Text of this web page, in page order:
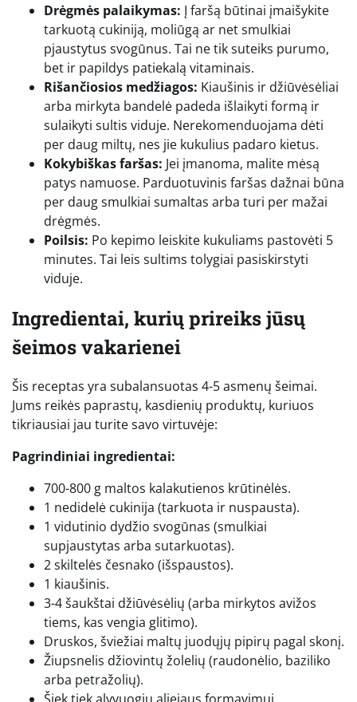
Drėgmės palaikymas: Į faršą būtinai įmaišykite
tarkuotą cukiniją, moliūgą ar net smulkiai
pjaustytus svogūnus. Tai ne tik suteiks purumo,
bet ir papildys patiekalą vitaminais.
Rišančiosios medžiagos: Kiaušinis ir džiūvėsėliai
arba mirkyta bandelė padeda išlaikyti formą ir
sulaikyti sultis viduje. Nerekomenduojama dėti
per daug miltų, nes jie kukulius padaro kietus.
Kokybiškas faršas: Jei įmanoma, malite mėsą
patys namuose. Parduotuvinis faršas dažnai būna
per daug smulkiai sumaltas arba turi per mažai
drėgmės.
Poilsis: Po kepimo leiskite kukuliams pastovėti 5
minutes. Tai leis sultims tolygiai pasiskirstyti
viduje.
Ingredientai, kurių prireiks jūsų
šeimos vakarienei
Šis receptas yra subalansuotas 4-5 asmenų šeimai.
Jums reikės paprastų, kasdienių produktų, kuriuos
tikriausiai jau turite savo virtuvėje:
Pagrindiniai ingredientai:
700-800 g maltos kalakutienos krūtinėlės.
1 nedidelė cukinija (tarkuota ir nuspausta).
1 vidutinio dydžio svogūnas (smulkiai
supjaustytas arba sutarkuotas).
2 skiltelės česnako (išspaustos).
1 kiaušinis.
3-4 šaukštai džiūvėsėlių (arba mirkytos avižos
tiems, kas vengia glitimo).
Druskos, šviežiai maltų juodųjų pipirų pagal skonį.
Žiupsnelis džiovintų žolelių (raudonėlio, baziliko
arba petražolių).